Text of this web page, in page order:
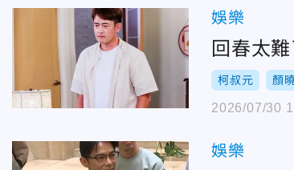
娛樂
回春太
柯叔元 顏
2026/07/30
娛樂